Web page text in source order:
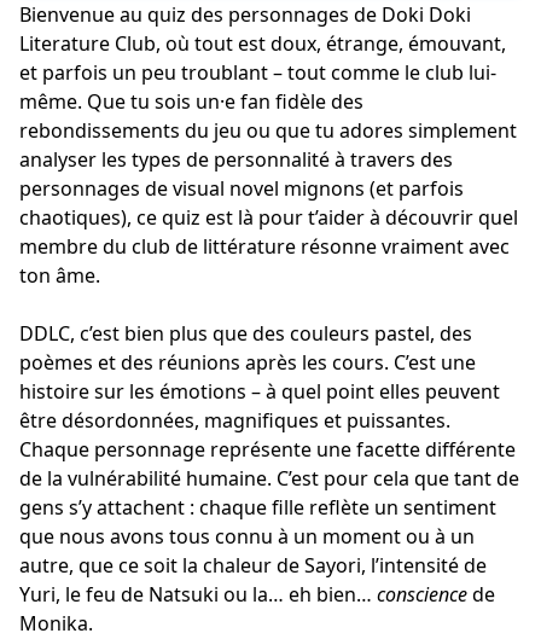
Bienvenue au quiz des personnages de Doki Doki
Literature Club, où tout est doux, étrange, émouvant,
et parfois un peu troublant – tout comme le club lui-
même. Que tu sois un·e fan fidèle des
rebondissements du jeu ou que tu adores simplement
analyser les types de personnalité à travers des
personnages de visual novel mignons (et parfois
chaotiques), ce quiz est là pour t’aider à découvrir quel
membre du club de littérature résonne vraiment avec
ton âme.
DDLC, c’est bien plus que des couleurs pastel, des
poèmes et des réunions après les cours. C’est une
histoire sur les émotions – à quel point elles peuvent
être désordonnées, magnifiques et puissantes.
Chaque personnage représente une facette différente
de la vulnérabilité humaine. C’est pour cela que tant de
gens s’y attachent : chaque fille reflète un sentiment
que nous avons tous connu à un moment ou à un
autre, que ce soit la chaleur de Sayori, l’intensité de
Yuri, le feu de Natsuki ou la… eh bien… consciencede
Monika.